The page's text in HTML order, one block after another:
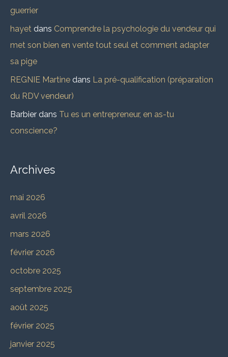
guerrier
hayet dans Comprendre la psychologie du vendeur qui
met son bien en vente tout seul et comment adapter
sa pige
REGNIE Martine dans La pré-qualification (préparation
du RDV vendeur)
Barbier dans Tu es un entrepreneur, en as-tu
conscience?
Archives
mai 2026
avril 2026
mars 2026
février 2026
octobre 2025
septembre 2025
août 2025
février 2025
janvier 2025